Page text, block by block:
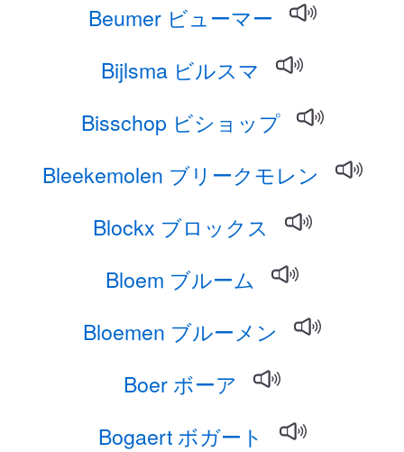
Beumer ビューマー
Bijlsma ビルスマ
Bisschop ビショップ
Bleekemolen ブリークモレン
Blockx ブロックス
Bloem ブルーム
Bloemen ブルーメン
Boer ボーア
Bogaert ボガート